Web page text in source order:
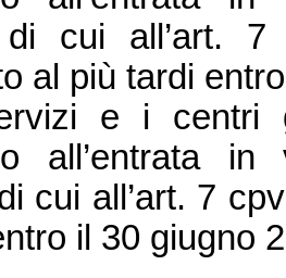
di cui all’art.
al più tardi
e i centri
all’entrata
cui all’art. 7
il 30 giugno